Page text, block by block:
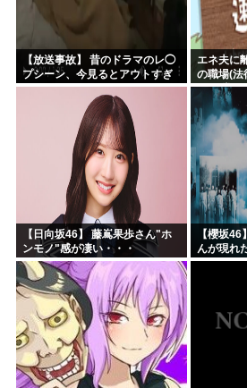
【放送事故】 昔のドラマのレ◯
プシーン、今見るとアウトすぎ
る・・・
エネ夫に
の職場(法
きた 堂々
す。母の
した」と
【日向坂46】 藤嶌果歩さん"ホ
ンモノ"感が凄い・・・
【櫻坂
んが現れ